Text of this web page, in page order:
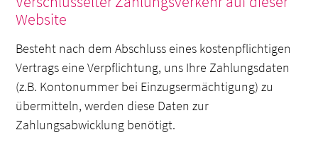
Website
Besteht nach dem Abschluss eines kostenpflichtigen
Vertrags eine Verpflichtung, uns Ihre Zahlungsdaten
(z.B. Kontonummer bei Einzugsermächtigung) zu
übermitteln, werden diese Daten zur
Zahlungsabwicklung benötigt.